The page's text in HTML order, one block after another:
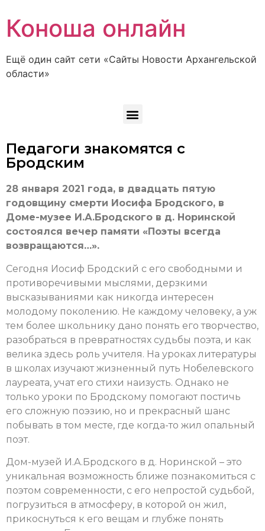
Коноша онлайн
Ещё один сайт сети «Сайты Новости Архангельской
области»
Педагоги знакомятся с
Бродским
28 января 2021 года, в двадцать пятую
годовщину смерти Иосифа Бродского, в
Доме-музее И.А.Бродского в д. Норинской
состоялся вечер памяти «Поэты всегда
возвращаются…».
Сегодня Иосиф Бродский с его свободными и
противоречивыми мыслями, дерзкими
высказываниями как никогда интересен
молодому поколению. Не каждому человеку, а уж
тем более школьнику дано понять его творчество,
разобраться в превратностях судьбы поэта, и как
велика здесь роль учителя. На уроках литературы
в школах изучают жизненный путь Нобелевского
лауреата, учат его стихи наизусть. Однако не
только уроки по Бродскому помогают постичь
его сложную поэзию, но и прекрасный шанс
побывать в том месте, где когда-то жил опальный
поэт.
Дом-музей И.А.Бродского в д. Норинской – это
уникальная возможность ближе познакомиться с
поэтом современности, с его непростой судьбой,
погрузиться в атмосферу, в которой он жил,
прикоснуться к его вещам и глубже понять